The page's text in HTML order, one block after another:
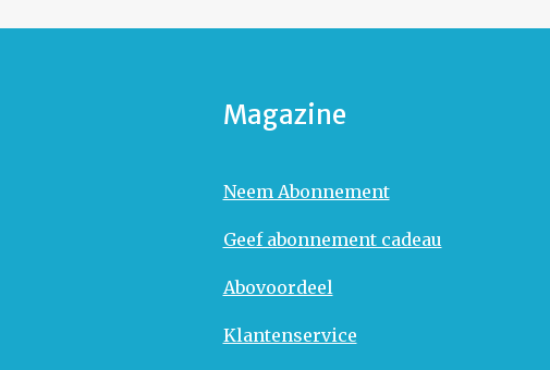
Magazine
Neem Abonnement
Geef abonnement cadeau
Abovoordeel
Klantenservice